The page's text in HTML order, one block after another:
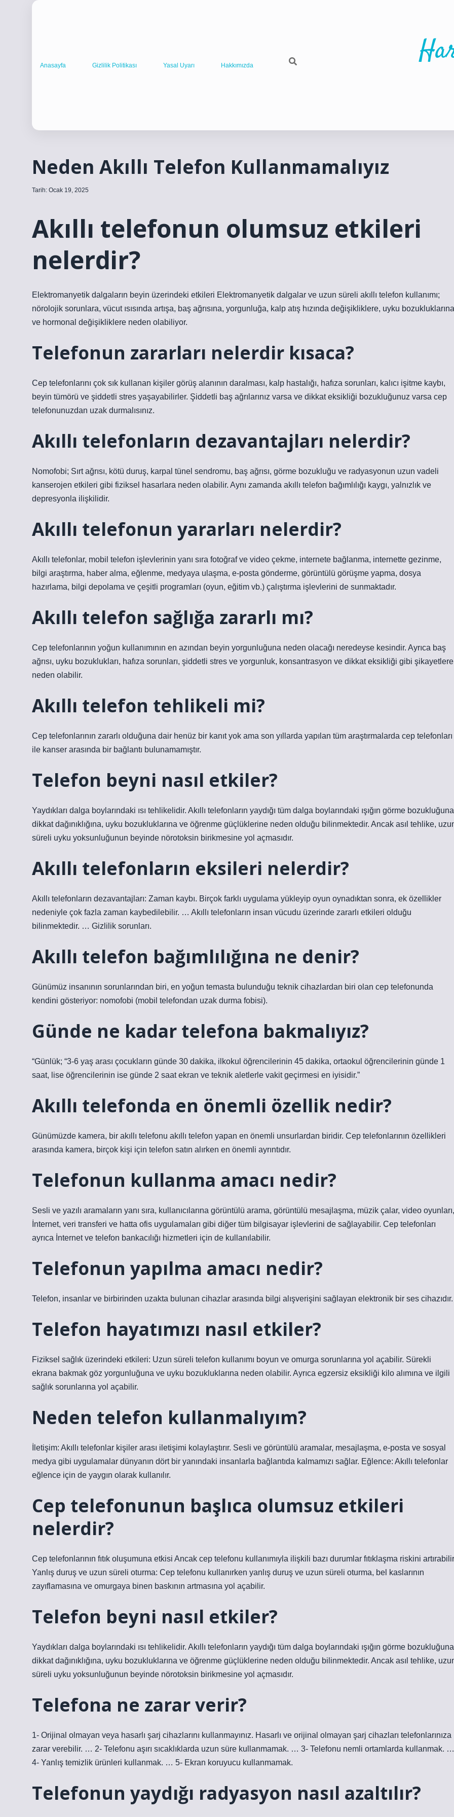
Anasayfa Gizlilik Politikası Yasal Uyarı Hakkımızda
Neden Akıllı Telefon Kullanmamalıyız
Tarih: Ocak 19, 2025
Akıllı telefonun olumsuz etkileri
nelerdir?
Elektromanyetik dalgaların beyin üzerindeki etkileri Elektromanyetik dalgalar ve uzun süreli akıllı telefon kullanımı;
nörolojik sorunlara, vücut ısısında artışa, baş ağrısına, yorgunluğa, kalp atış hızında değişikliklere, uyku bozukluklarına
ve hormonal değişikliklere neden olabiliyor.
Telefonun zararları nelerdir kısaca?
Cep telefonlarını çok sık kullanan kişiler görüş alanının daralması, kalp hastalığı, hafıza sorunları, kalıcı işitme kaybı,
beyin tümörü ve şiddetli stres yaşayabilirler. Şiddetli baş ağrılarınız varsa ve dikkat eksikliği bozukluğunuz varsa cep
telefonunuzdan uzak durmalısınız.
Akıllı telefonların dezavantajları nelerdir?
Nomofobi; Sırt ağrısı, kötü duruş, karpal tünel sendromu, baş ağrısı, görme bozukluğu ve radyasyonun uzun vadeli
kanserojen etkileri gibi fiziksel hasarlara neden olabilir. Aynı zamanda akıllı telefon bağımlılığı kaygı, yalnızlık ve
depresyonla ilişkilidir.
Akıllı telefonun yararları nelerdir?
Akıllı telefonlar, mobil telefon işlevlerinin yanı sıra fotoğraf ve video çekme, internete bağlanma, internette gezinme,
bilgi araştırma, haber alma, eğlenme, medyaya ulaşma, e-posta gönderme, görüntülü görüşme yapma, dosya
hazırlama, bilgi depolama ve çeşitli programları (oyun, eğitim vb.) çalıştırma işlevlerini de sunmaktadır.
Akıllı telefon sağlığa zararlı mı?
Cep telefonlarının yoğun kullanımının en azından beyin yorgunluğuna neden olacağı neredeyse kesindir. Ayrıca baş
ağrısı, uyku bozuklukları, hafıza sorunları, şiddetli stres ve yorgunluk, konsantrasyon ve dikkat eksikliği gibi şikayetlere
neden olabilir.
Akıllı telefon tehlikeli mi?
Cep telefonlarının zararlı olduğuna dair henüz bir kanıt yok ama son yıllarda yapılan tüm araştırmalarda cep telefonları
ile kanser arasında bir bağlantı bulunamamıştır.
Telefon beyni nasıl etkiler?
Yaydıkları dalga boylarındaki ısı tehlikelidir. Akıllı telefonların yaydığı tüm dalga boylarındaki ışığın görme
dikkat dağınıklığına, uyku bozukluklarına ve öğrenme güçlüklerine neden olduğu bilinmektedir. Ancak asıl tehlike,
süreli uyku yoksunluğunun beyinde nörotoksin birikmesine yol açmasıdır.
Akıllı telefonların eksileri nelerdir?
Akıllı telefonların dezavantajları: Zaman kaybı. Birçok farklı uygulama yükleyip oyun oynadıktan sonra, ek özellikler
nedeniyle çok fazla zaman kaybedilebilir. … Akıllı telefonların insan vücudu üzerinde zararlı etkileri olduğu
bilinmektedir. … Gizlilik sorunları.
Akıllı telefon bağımlılığına ne denir?
Günümüz insanının sorunlarından biri, en yoğun temasta bulunduğu teknik cihazlardan biri olan cep telefonunda
kendini gösteriyor: nomofobi (mobil telefondan uzak durma fobisi).
Günde ne kadar telefona bakmalıyız?
“Günlük; “3-6 yaş arası çocukların günde 30 dakika, ilkokul öğrencilerinin 45 dakika, ortaokul öğrencilerinin günde 1
saat, lise öğrencilerinin ise günde 2 saat ekran ve teknik aletlerle vakit geçirmesi en iyisidir.”
Akıllı telefonda en önemli özellik nedir?
Günümüzde kamera, bir akıllı telefonu akıllı telefon yapan en önemli unsurlardan biridir. Cep telefonlarının özellikleri
arasında kamera, birçok kişi için telefon satın alırken en önemli ayrıntıdır.
Telefonun kullanma amacı nedir?
Sesli ve yazılı aramaların yanı sıra, kullanıcılarına görüntülü arama, görüntülü mesajlaşma, müzik çalar, video oyunları,
İnternet, veri transferi ve hatta ofis uygulamaları gibi diğer tüm bilgisayar işlevlerini de sağlayabilir. Cep telefonları
ayrıca İnternet ve telefon bankacılığı hizmetleri için de kullanılabilir.
Telefonun yapılma amacı nedir?
Telefon, insanlar ve birbirinden uzakta bulunan cihazlar arasında bilgi alışverişini sağlayan elektronik bir ses cihazıdır.
Telefon hayatımızı nasıl etkiler?
Fiziksel sağlık üzerindeki etkileri: Uzun süreli telefon kullanımı boyun ve omurga sorunlarına yol açabilir. Sürekli
ekrana bakmak göz yorgunluğuna ve uyku bozukluklarına neden olabilir. Ayrıca egzersiz eksikliği kilo alımına ve ilgili
sağlık sorunlarına yol açabilir.
Neden telefon kullanmalıyım?
İletişim: Akıllı telefonlar kişiler arası iletişimi kolaylaştırır. Sesli ve görüntülü aramalar, mesajlaşma, e-posta ve sosyal
medya gibi uygulamalar dünyanın dört bir yanındaki insanlarla bağlantıda kalmamızı sağlar. Eğlence: Akıllı telefonlar
eğlence için de yaygın olarak kullanılır.
Cep telefonunun başlıca olumsuz etkileri
nelerdir?
Cep telefonlarının fıtık oluşumuna etkisi Ancak cep telefonu kullanımıyla ilişkili bazı durumlar fıtıklaşma riskini
Yanlış duruş ve uzun süreli oturma: Cep telefonu kullanırken yanlış duruş ve uzun süreli oturma, bel kaslarının
zayıflamasına ve omurgaya binen baskının artmasına yol açabilir.
Telefon beyni nasıl etkiler?
Yaydıkları dalga boylarındaki ısı tehlikelidir. Akıllı telefonların yaydığı tüm dalga boylarındaki ışığın görme
dikkat dağınıklığına, uyku bozukluklarına ve öğrenme güçlüklerine neden olduğu bilinmektedir. Ancak asıl tehlike,
süreli uyku yoksunluğunun beyinde nörotoksin birikmesine yol açmasıdır.
Telefona ne zarar verir?
1- Orijinal olmayan veya hasarlı şarj cihazlarını kullanmayınız. Hasarlı ve orijinal olmayan şarj cihazları telefonlarınıza
zarar verebilir. … 2- Telefonu aşırı sıcaklıklarda uzun süre kullanmamak. … 3- Telefonu nemli ortamlarda kullanmak. …
4- Yanlış temizlik ürünleri kullanmak. … 5- Ekran koruyucu kullanmamak.
Telefonun yaydığı radyasyon nasıl azaltılır?